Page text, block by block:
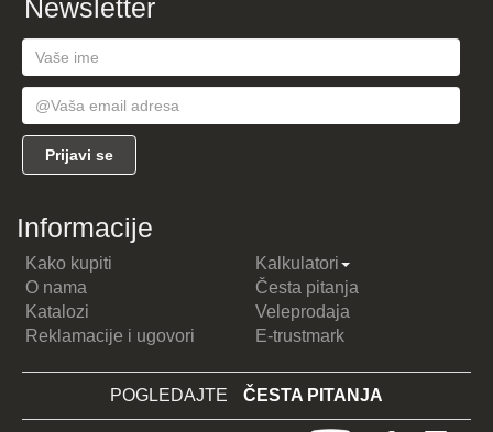
Newsletter
Informacije
Kako kupiti
Kalkulatori
O nama
Česta pitanja
Katalozi
Veleprodaja
Reklamacije i ugovori
E-trustmark
POGLEDAJTE ČESTA PITANJA